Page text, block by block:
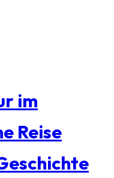
im
Reise